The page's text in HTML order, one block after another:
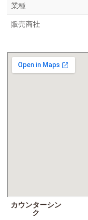
業種
販売商社
カウンターシン
ク